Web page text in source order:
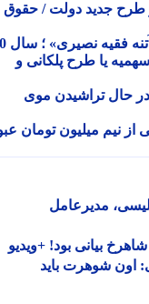
جدید دولت / حقوق
نصیری» ؛ سال 70
یا طرح پلکانی و
تراشیدن موی
میلیون تومان عبور
مدیرعامل
شوهرت باید